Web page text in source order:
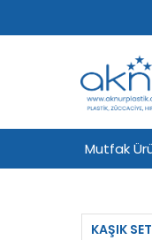
Mutfak
KAŞIK